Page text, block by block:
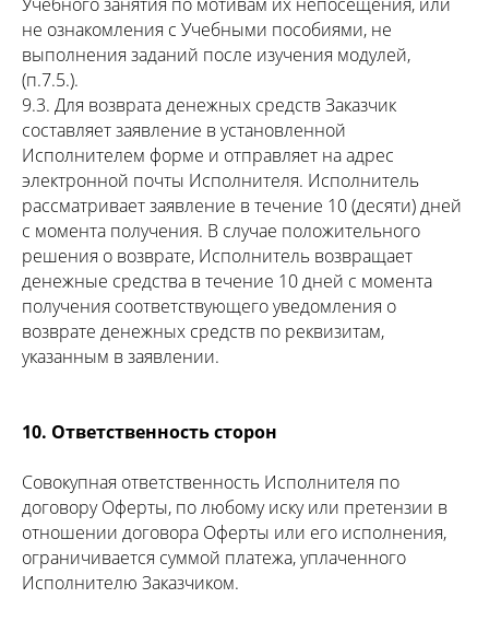
не ознакомления с Учебными пособиями, не
выполнения заданий после изучения модулей,
(п.7.5.).
9.3. Для возврата денежных средств Заказчик
составляет заявление в установленной
Исполнителем форме и отправляет на адрес
электронной почты Исполнителя. Исполнитель
рассматривает заявление в течение 10 (десяти) дней
с момента получения. В случае положительного
решения о возврате, Исполнитель возвращает
денежные средства в течение 10 дней с момента
получения соответствующего уведомления о
возврате денежных средств по реквизитам,
указанным в заявлении.
10. Ответственность сторон
Совокупная ответственность Исполнителя по
договору Оферты, по любому иску или претензии в
отношении договора Оферты или его исполнения,
ограничивается суммой платежа, уплаченного
Исполнителю Заказчиком.